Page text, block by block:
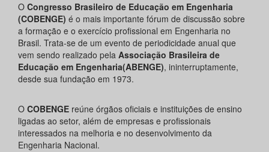
O Congresso Brasileiro de Educação em Engenharia
(COBENGE) é o mais importante fórum de discussão sobre
a formação e o exercício profissional em Engenharia no
Brasil. Trata-se de um evento de periodicidade anual que
vem sendo realizado pela Associação Brasileira de
Educação em Engenharia(ABENGE), ininterruptamente,
desde sua fundação em 1973.
O COBENGE reúne órgãos oficiais e instituições de ensino
ligadas ao setor, além de empresas e profissionais
interessados na melhoria e no desenvolvimento da
Engenharia Nacional.